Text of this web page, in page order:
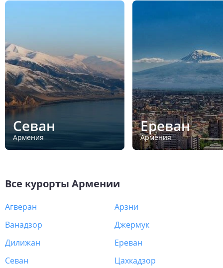
Севан
Армения
Ереван
Армения
Все курорты Армении
Агверан
Арзни
Ванадзор
Джермук
Дилижан
Ереван
Севан
Цахкадзор